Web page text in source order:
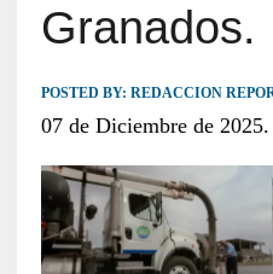
Granados.
POSTED BY: REDACCION
07 de Diciembre de 2025.